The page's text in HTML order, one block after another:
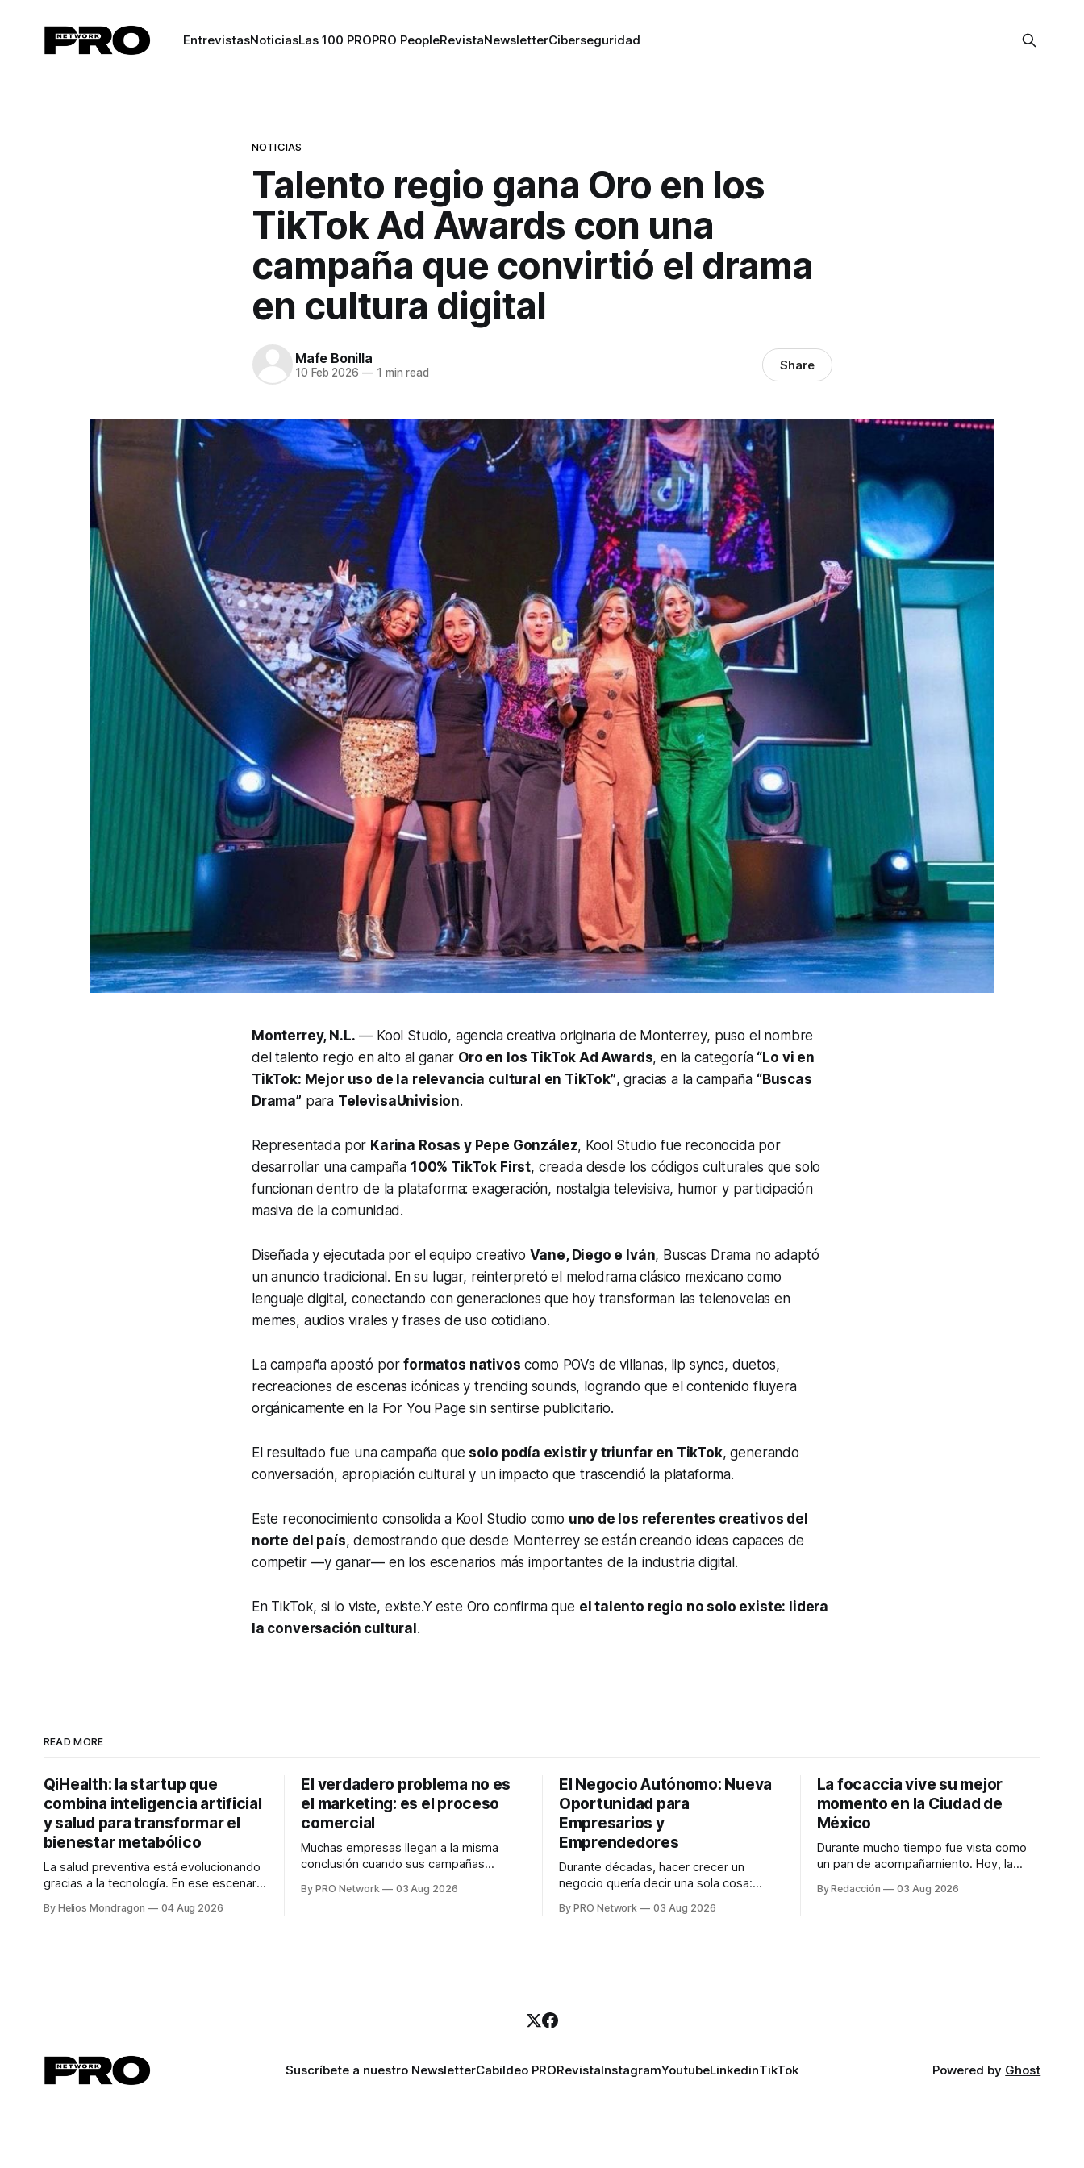
EntrevistasNoticiasLas 100 PROPRO PeopleRevistaNewsletterCiberseguridad
NOTICIAS
Talento regio gana Oro en los
TikTok Ad Awards con una
campaña que convirtió el drama
en cultura digital
Mafe Bonilla
10 Feb 2026 —1 min read Share
Monterrey, N.L. — Kool Studio, agencia creativa originaria de Monterrey, puso el nombre
del talento regio en alto al ganar Oro en los TikTok Ad Awards, en la categoría “Lo vi en
TikTok: Mejor uso de la relevancia cultural en TikTok”, gracias a la campaña “Buscas
Drama” para TelevisaUnivision.
Representada por Karina Rosas y Pepe González, Kool Studio fue reconocida por
desarrollar una campaña 100% TikTok First, creada desde los códigos culturales que solo
funcionan dentro de la plataforma: exageración, nostalgia televisiva, humor y participación
masiva de la comunidad.
Diseñada y ejecutada por el equipo creativo Vane, Diego e Iván, Buscas Drama no adaptó
un anuncio tradicional. En su lugar, reinterpretó el melodrama clásico mexicano como
lenguaje digital, conectando con generaciones que hoy transforman las telenovelas en
memes, audios virales y frases de uso cotidiano.
La campaña apostó porformatos nativos como POVs de villanas, lip syncs, duetos,
recreaciones de escenas icónicas y trending sounds, logrando que el contenido fluyera
orgánicamente en la For You Page sin sentirse publicitario.
El resultado fue una campaña que solo podía existir y triunfar en TikTok, generando
conversación, apropiación cultural y un impacto que trascendió la plataforma.
Este reconocimiento consolida a Kool Studio como uno de los referentes creativos del
norte del país, demostrando que desde Monterrey se están creando ideas capaces de
competir —y ganar— en los escenarios más importantes de la industria digital.
En TikTok,si lo viste, existe.Y este Oro confirma que el talento regio no solo existe: lidera
la conversación cultural .
READ MORE
QiHealth: la startup que
combina inteligencia artificial
y salud para transformar el
bienestar metabólico
La salud preventiva está evolucionando
gracias a la tecnología. En ese escenario
desarrolla un ecosistema digital capaz
By Helios Mondragon 04 Aug 2026
El verdadero problema no es
el marketing: es el proceso
comercial
Muchas empresas llegan a la misma
conclusión cuando sus campañas
marketing no funciona". Sin embargo,
By PRO Network 03 Aug 2026
El Negocio Autónomo: Nueva
Oportunidad para
Empresarios y
Emprendedores
Durante décadas, hacer crecer un
negocio quería decir una sola cosa:
anuncios, un especialista en marketing
By PRO Network 03 Aug 2026
La focaccia vive su mejor
momento en la Ciudad de
México
Durante mucho tiempo fue vista como
un pan de acompañamiento. Hoy, la
platillos favoritos de quienes buscan
By Redacción 03 Aug 2026
Suscríbete a nuestro NewsletterCabildeo PRORevistaInstagramYoutubeLinkedinTikTok Powered by Ghost